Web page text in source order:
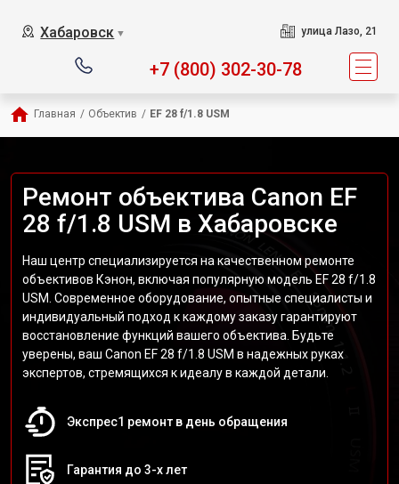
Хабаровск ▼ улица Лазо, 21
+7 (800) 302-30-78
Главная / Объектив / EF 28 f/1.8 USM
Ремонт объектива Canon EF
28 f/1.8 USM в Хабаровске
Наш центр специализируется на качественном ремонте
объективов Кэнон, включая популярную модель EF 28 f/1.8
USM. Современное оборудование, опытные специалисты и
индивидуальный подход к каждому заказу гарантируют
восстановление функций вашего объектива. Будьте
уверены, ваш Canon EF 28 f/1.8 USM в надежных руках
экспертов, стремящихся к идеалу в каждой детали.
Экспрес1 ремонт в день обращения
Гарантия до 3-х лет